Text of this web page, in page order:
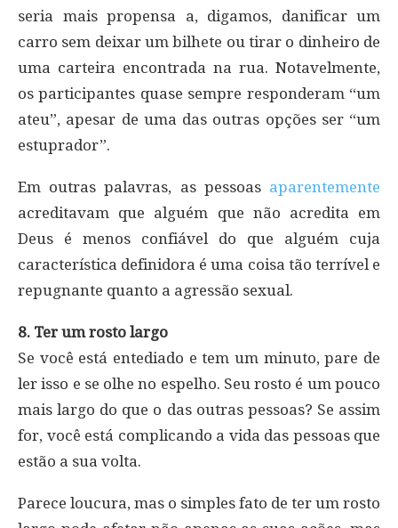
seria mais propensa a, digamos, danificar um
carro sem deixar um bilhete ou tirar o dinheiro de
uma carteira encontrada na rua. Notavelmente,
os participantes quase sempre responderam “um
ateu”, apesar de uma das outras opções ser “um
estuprador”.
Em outras palavras, as pessoas aparentemente
acreditavam que alguém que não acredita em
Deus é menos confiável do que alguém cuja
característica definidora é uma coisa tão terrível e
repugnante quanto a agressão sexual.
8. Ter um rosto largo
Se você está entediado e tem um minuto, pare de
ler isso e se olhe no espelho. Seu rosto é um pouco
mais largo do que o das outras pessoas? Se assim
for, você está complicando a vida das pessoas que
estão a sua volta.
Parece loucura, mas o simples fato de ter um rosto